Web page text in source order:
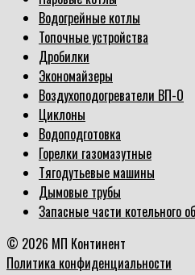
Водогрейные котлы
Топочные устройства
Дробилки
Экономайзеры
Воздухоподогреватели ВП-О
Циклоны
Водоподготовка
Горелки газомазутные
Тягодутьевые машины
Дымовые трубы
Запасные части котельного
© 2026 МП Континент
Политика конфиденциальности